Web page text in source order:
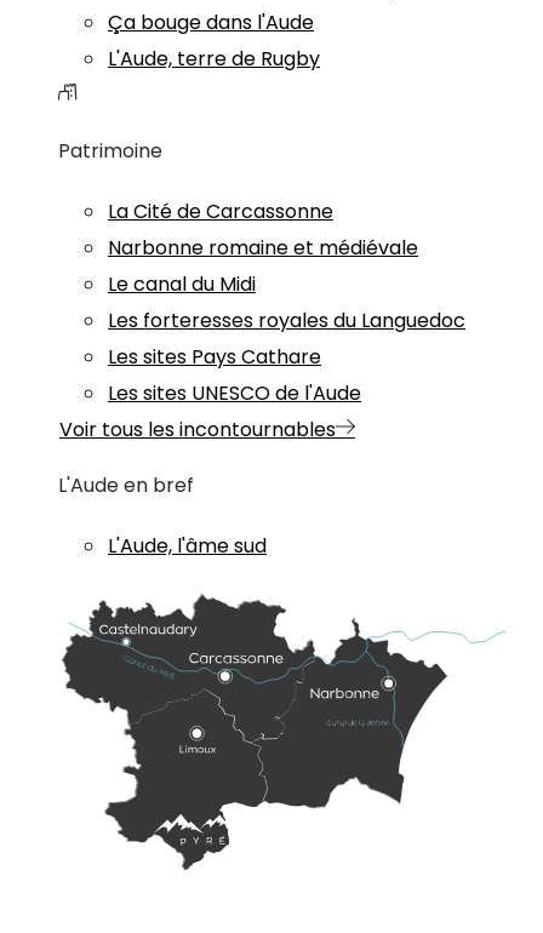
Ça bouge dans l'Aude
L'Aude, terre de Rugby
Patrimoine
La Cité de Carcassonne
Narbonne romaine et médiévale
Le canal du Midi
Les forteresses royales du Languedoc
Les sites Pays Cathare
Les sites UNESCO de l'Aude
Voir tous les incontournables
L'Aude en bref
L'Aude, l'âme sud